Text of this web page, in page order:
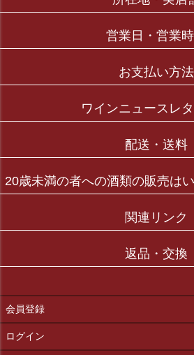
営業日・営業
お支払い方法
ワインニュースレ
配送・送料
20歳未満の者への酒類の販売は
関連リンク
返品・交換
会員登録
ログイン